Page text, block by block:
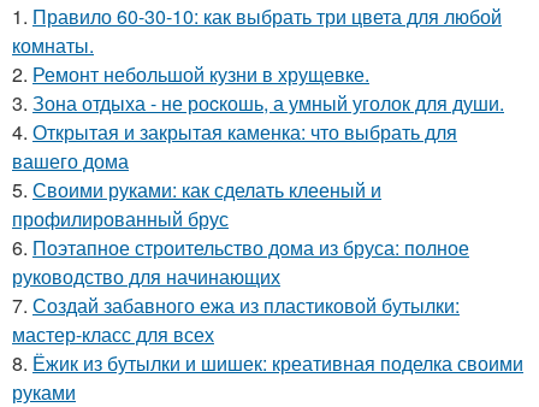
1. Правило 60-30-10: как выбрать три цвета для любой
комнаты.
2. Ремонт небольшой кузни в хрущевке.
3. Зона отдыха - не роcкошь, а умный уголок для души.
4. Открытая и закрытая каменка: что выбрать для
вашего дома
5. Своими руками: как сделать клееный и
профилированный брус
6. Поэтапное строительство дома из бруса: полное
руководство для начинающих
7. Создай забавного ежа из пластиковой бутылки:
мастер-класс для всех
8. Ёжик из бутылки и шишек: креативная поделка своими
руками